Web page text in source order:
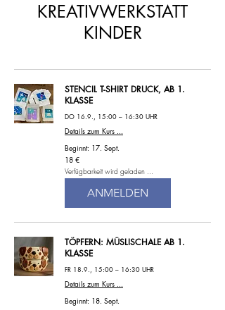
KREATIVWERKSTATT
KINDER
STENCIL T-SHIRT DRUCK, AB 1.
KLASSE
DO 16.9., 15:00 – 16:30 UHR
Details zum Kurs ...
Beginnt: 17. Sept.
18
Euro
18 €
Verfügbarkeit wird geladen ...
ANMELDEN
TÖPFERN: MÜSLISCHALE AB 1.
KLASSE
FR 18.9., 15:00 – 16:30 UHR
Details zum Kurs ...
Beginnt: 18. Sept.